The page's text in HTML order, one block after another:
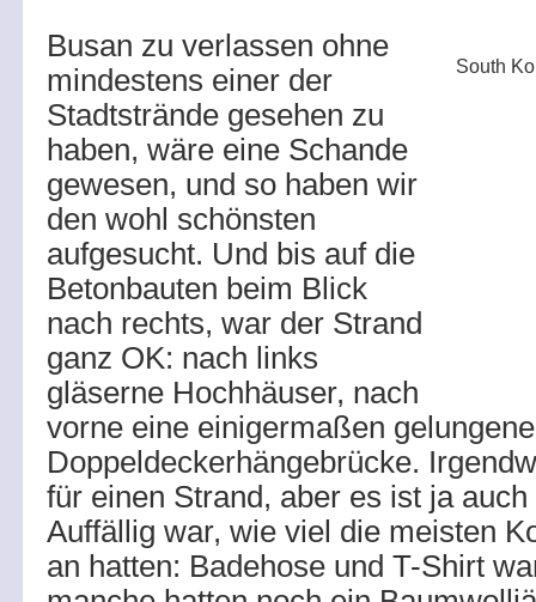
South
Busan zu verlassen ohne
mindestens einer der
Stadtstrände gesehen zu
haben, wäre eine Schande
gewesen, und so haben wir
den wohl schönsten
aufgesucht. Und bis auf die
Betonbauten beim Blick
nach rechts, war der Strand
ganz OK: nach links
gläserne Hochhäuser, nach
vorne eine einigermaßen gelungene
Doppeldeckerhängebrücke.
für einen Strand, aber es ist ja
Auffällig war, wie viel die meisten
an hatten: Badehose und T-Shirt